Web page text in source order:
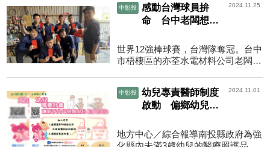
「GX」。台中市政府6日公布第...
中彰投
感動台灣球員拚
命 台中老闆想到
千
2024.11.25
世界12強棒球賽，台灣隊奪冠。台中
市梧棲區的亦荃水電材料公司老闆陳
球員做什麼，那就幫...
中彰投
幼兒專責醫師制度
啟動 偏鄉幼兒醫
2024.11.01
地方中心／綜合報導南投縣政府為強